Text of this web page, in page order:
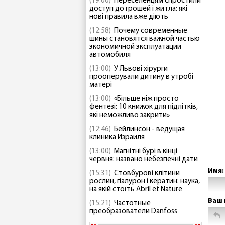
доступ до грошей і житла: які
нові правила вже діють
(12:58) Почему современные
шины становятся важной частью
экономичной эксплуатации
автомобиля
(13:00) У Львові хірурги
прооперували дитину в утробі
матері
(13:00) «Більше ніж просто
фентезі: 10 книжок для підлітків,
які неможливо закрити»
(12:46) Бейлинсон - ведущая
клиника Израиля
(13:00) Магнітні бурі в кінці
червня: названо небезпечні дати
(15:31) Стовбурові клітини
рослин, гіалурон і кератин: наука,
на якій стоїть Abril et Nature
(15:21) Частотные
преобразователи Danfoss
Имя:
Ваш